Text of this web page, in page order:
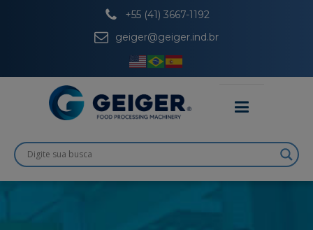
+55 (41) 3667-1192
geiger@geiger.ind.br